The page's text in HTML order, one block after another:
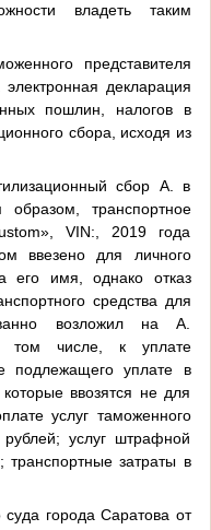
владеть таким
представителя
декларация
пошлин, налогов в
сбора, исходя из
сбор А. в
транспортное
VIN:, 2019 года
ввезено для личного
его имя, однако отказ
средства для
возложил на А.
том числе, к уплате
подлежащего уплате в
ввозятся не для
услуг таможенного
услуг штрафной
транспортные затраты в
города Саратова от